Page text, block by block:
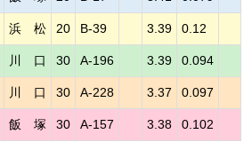
浜 松 20 B-39 3.39 0.12
川 口 30 A-196 3.39 0.094
川 口 30 A-228 3.37 0.097
飯 塚 30 A-157 3.38 0.102